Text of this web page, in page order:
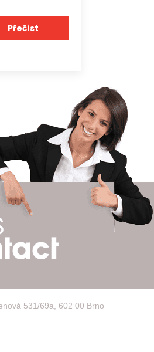
Přečíst
531/69a, 602 00 Brno